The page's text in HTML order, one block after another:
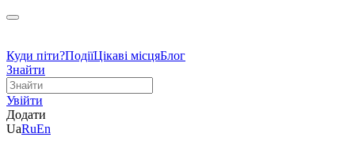
Куди піти?ПодіїЦікаві місцяБлог
Знайти
Увійти
Додати
UaRuEn